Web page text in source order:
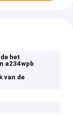
het
a234wpb
van de